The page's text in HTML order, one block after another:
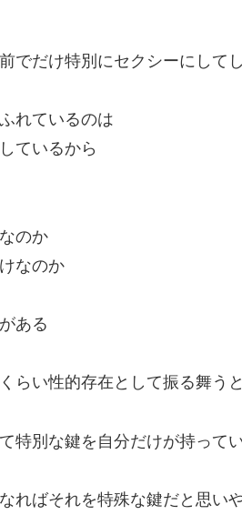
でだけ特別にセクシーにして
れているのは
ているから
のか
なのか
ある
らい性的存在として振る舞う
特別な鍵を自分だけが持って
ればそれを特殊な鍵だと思い